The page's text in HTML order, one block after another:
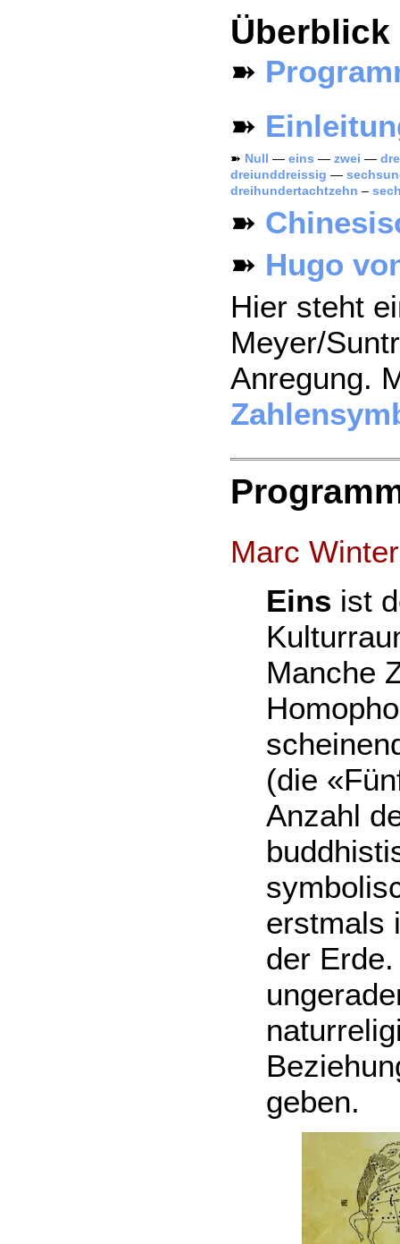
Überblick
➽
➽
➽ Null —eins — zwei —
dreiunddreissig —
dreihundertachtzehn –
➽
➽ Hugo
Hier steht
Meyer/
Anregung.
Marc Winter
Eins ist
Manche
(die
Anzahl
erstmals
der
geben.